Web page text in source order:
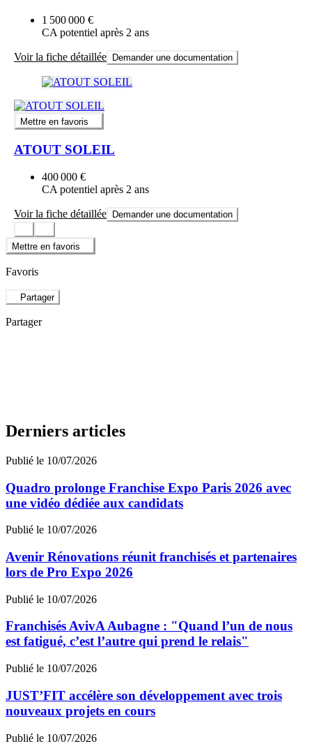
1 500 000 €
CA potentiel après 2 ans
Voir la fiche détaillée Demander une documentation
Mettre en favoris
ATOUT SOLEIL
400 000 €
CA potentiel après 2 ans
Voir la fiche détaillée Demander une documentation
Mettre en favoris
Favoris
Partager
Partager
Derniers articles
Publié le 10/07/2026
Quadro prolonge Franchise Expo Paris 2026 avec
une vidéo dédiée aux candidats
Publié le 10/07/2026
Avenir Rénovations réunit franchisés et partenaires
lors de Pro Expo 2026
Publié le 10/07/2026
Franchisés AvivA Aubagne : "Quand l’un de nous
est fatigué, c’est l’autre qui prend le relais"
Publié le 10/07/2026
JUST’FIT accélère son développement avec trois
nouveaux projets en cours
Publié le 10/07/2026